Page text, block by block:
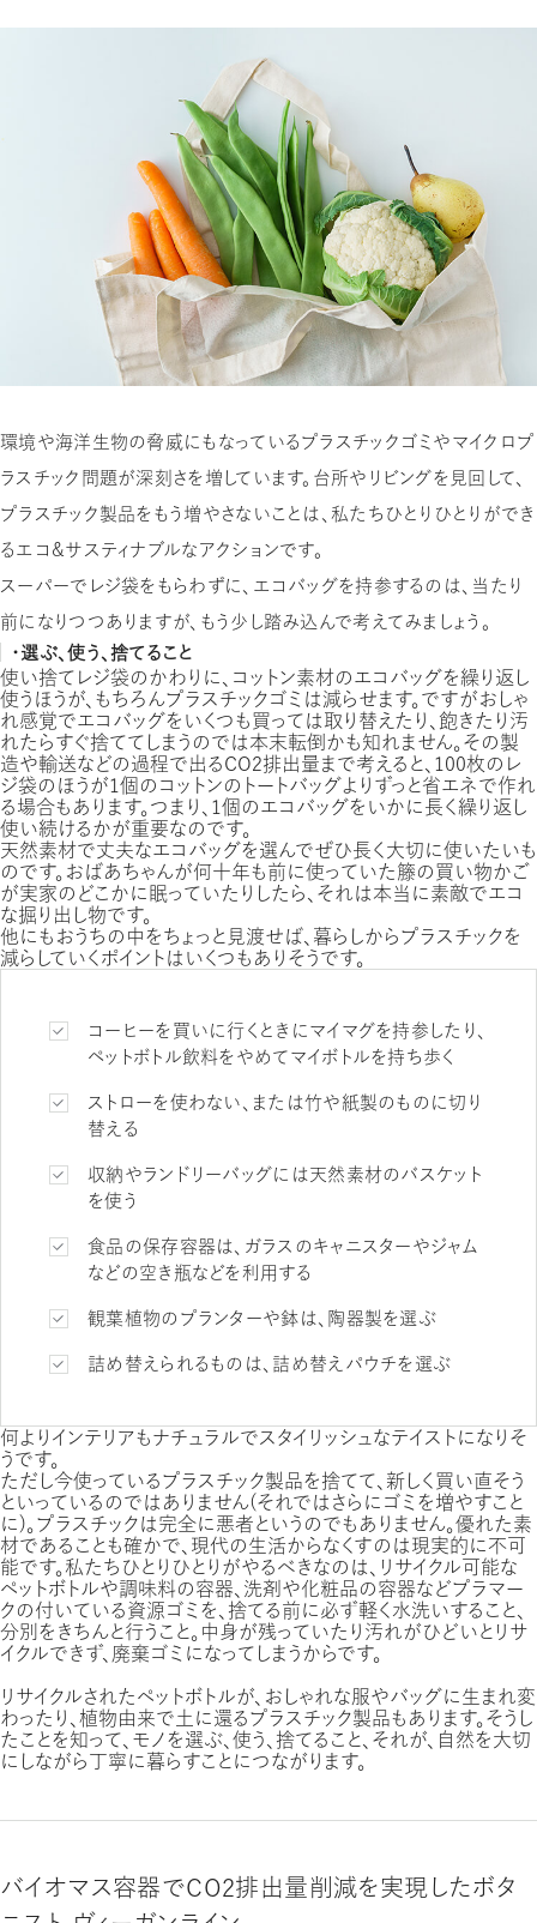
環境や海洋生物の脅威にもなっているプラスチックゴミやマイクロプ
ラスチック問題が深刻さを増しています。台所やリビングを見回して、
プラスチック製品をもう増やさないことは、私たちひとりひとりができ
るエコ&サスティナブルなアクションです。
スーパーでレジ袋をもらわずに、エコバッグを持参するのは、当たり
前になりつつありますが、もう少し踏み込んで考えてみましょう。
・選ぶ、使う、捨てること
使い捨てレジ袋のかわりに、コットン素材のエコバッグを繰り返し
使うほうが、もちろんプラスチックゴミは減らせます。ですがおしゃ
れ感覚でエコバッグをいくつも買っては取り替えたり、飽きたり汚
れたらすぐ捨ててしまうのでは本末転倒かも知れません。その製
造や輸送などの過程で出るCO2排出量まで考えると、100枚のレ
ジ袋のほうが１個のコットンのトートバッグよりずっと省エネで作れ
る場合もあります。つまり、１個のエコバッグをいかに長く繰り返し
使い続けるかが重要なのです。
天然素材で丈夫なエコバッグを選んでぜひ長く大切に使いたいも
のです。おばあちゃんが何十年も前に使っていた籐の買い物かご
が実家のどこかに眠っていたりしたら、それは本当に素敵でエコ
な掘り出し物です。
他にもおうちの中をちょっと見渡せば、暮らしからプラスチックを
減らしていくポイントはいくつもありそうです。
コーヒーを買いに行くときにマイマグを持参したり、
ペットボトル飲料をやめてマイボトルを持ち歩く
ストローを使わない、または竹や紙製のものに切り
替える
収納やランドリーバッグには天然素材のバスケット
を使う
食品の保存容器は、ガラスのキャニスターやジャム
などの空き瓶などを利用する
観葉植物のプランターや鉢は、陶器製を選ぶ
詰め替えられるものは、詰め替えパウチを選ぶ
何よりインテリアもナチュラルでスタイリッシュなテイストになりそ
うです。
ただし今使っているプラスチック製品を捨てて、新しく買い直そう
といっているのではありません（それではさらにゴミを増やすこと
に）。プラスチックは完全に悪者というのでもありません。優れた素
材であることも確かで、現代の生活からなくすのは現実的に不可
能です。私たちひとりひとりがやるべきなのは、リサイクル可能な
ペットボトルや調味料の容器、洗剤や化粧品の容器などプラマー
クの付いている資源ゴミを、捨てる前に必ず軽く水洗いすること、
分別をきちんと行うこと。中身が残っていたり汚れがひどいとリサ
イクルできず、廃棄ゴミになってしまうからです。
リサイクルされたペットボトルが、おしゃれな服やバッグに生まれ変
わったり、植物由来で土に還るプラスチック製品もあります。そうし
たことを知って、モノを選ぶ、使う、捨てること、それが、自然を大切
にしながら丁寧に暮らすことにつながります。
バイオマス容器でCO2排出量削減を実現したボタ